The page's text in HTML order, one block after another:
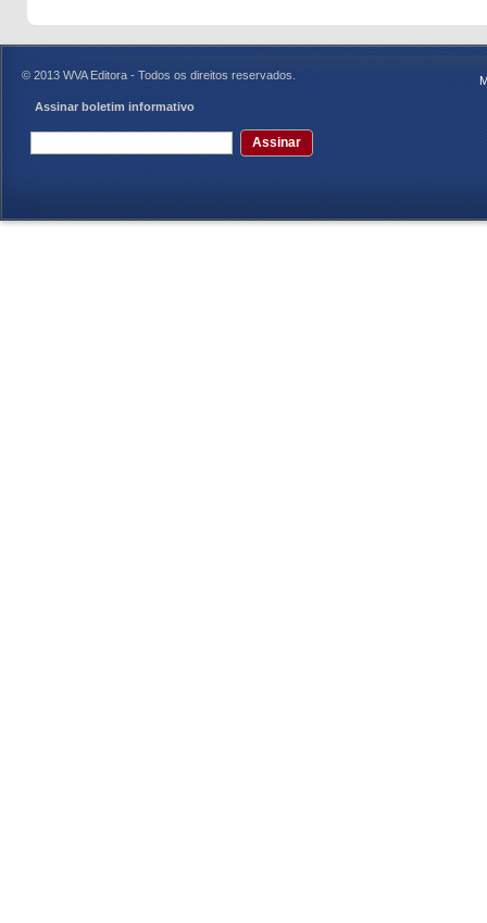
© 2013 WVA Editora - Todos os direitos reservados.
Assinar boletim informativo
Assinar